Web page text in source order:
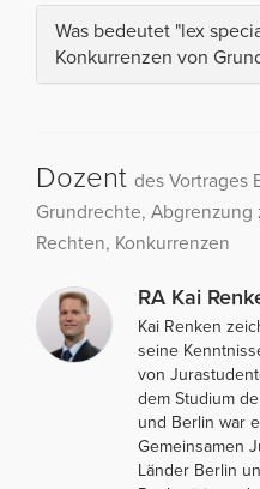
Was bedeutet "lex
Konkurrenzen von
Dozent des Vortrages
Grundrechte,
Rechten, Konkurrenzen
RA Kai
Kai Renken
seine
von
dem Studium
und Berlin war
Gemeinsamen
Länder Berlin